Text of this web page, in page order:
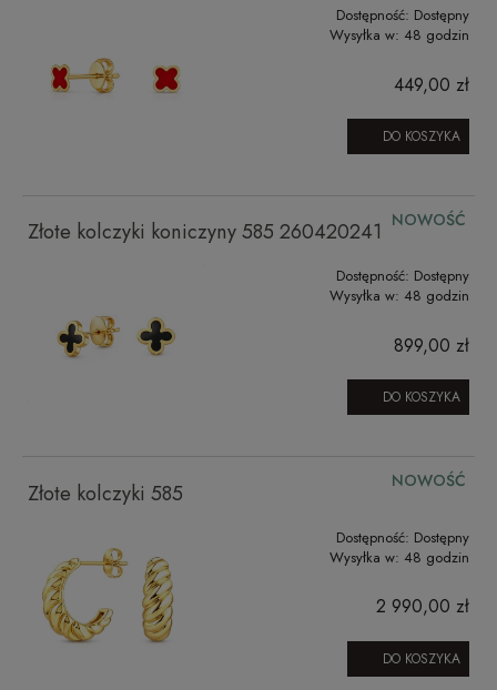
Dostępność: Dostępny
Wysyłka w: 48 godzin
449,00 zł
DO KOSZYKA
Złote kolczyki koniczyny 585 260420241
Dostępność: Dostępny
Wysyłka w: 48 godzin
899,00 zł
DO KOSZYKA
NOWOŚĆ
Złote kolczyki 585
Dostępność: Dostępny
Wysyłka w: 48 godzin
2 990,00 zł
DO KOSZYKA
NOWOŚĆ